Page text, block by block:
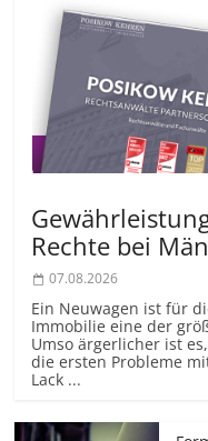
Rechte bei
07.08.2026
Ein Neuwagen ist für
Immobilie eine der
Umso ärgerlicher ist
die ersten Probleme
Lack ...